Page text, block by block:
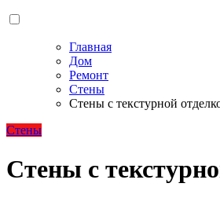
Главная
Дом
Ремонт
Стены
Стены с текстурной
Стены
Стены с